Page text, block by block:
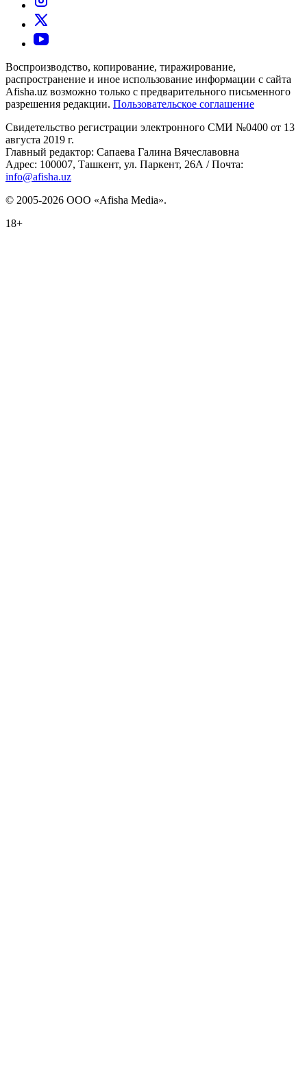
Воспроизводство, копирование, тиражирование,
распространение и иное использование информации с сайта
Afisha.uz возможно только с предварительного письменного
разрешения редакции. Пользовательское соглашение
Свидетельство регистрации электронного СМИ №0400 от 13
августа 2019 г.
Главный редактор: Сапаева Галина Вячеславовна
Адрес: 100007, Ташкент, ул. Паркент, 26А / Почта:
info@afisha.uz
© 2005-2026 ООО «Afisha Media».
18+